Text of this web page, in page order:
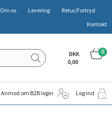
Om os Levering
Retur/Fortryd
Kontakt
0
DKK
0,00
Anmod om B2B login Log ind